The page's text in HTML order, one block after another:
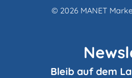
© 2026 MANET
Bleib auf dem